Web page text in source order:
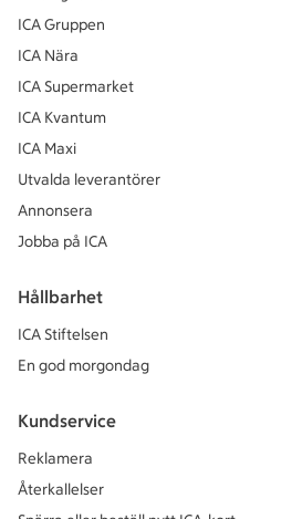
ICA Gruppen
ICA Nära
ICA Supermarket
ICA Kvantum
ICA Maxi
Utvalda leverantörer
Annonsera
Jobba på ICA
Hållbarhet
ICA Stiftelsen
En god morgondag
Kundservice
Reklamera
Återkallelser